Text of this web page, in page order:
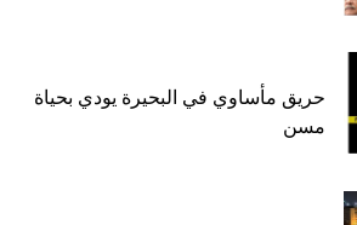
حريق مأساوي في البحيرة يودي بحياة
مسن